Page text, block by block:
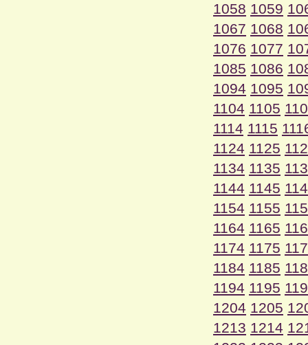
1058 1059
1067 1068
1076 1077
1085 1086
1094 1095
1104 1105
1114 1115
1124 1125
1134 1135
1144 1145
1154 1155
1164 1165
1174 1175
1184 1185
1194 1195
1204 1205
1213 1214